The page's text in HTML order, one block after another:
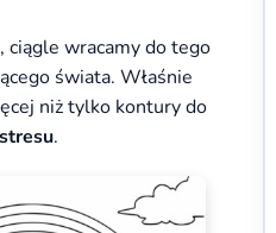
ciągle wracamy do tego
świata. Właśnie
niż tylko kontury do
.